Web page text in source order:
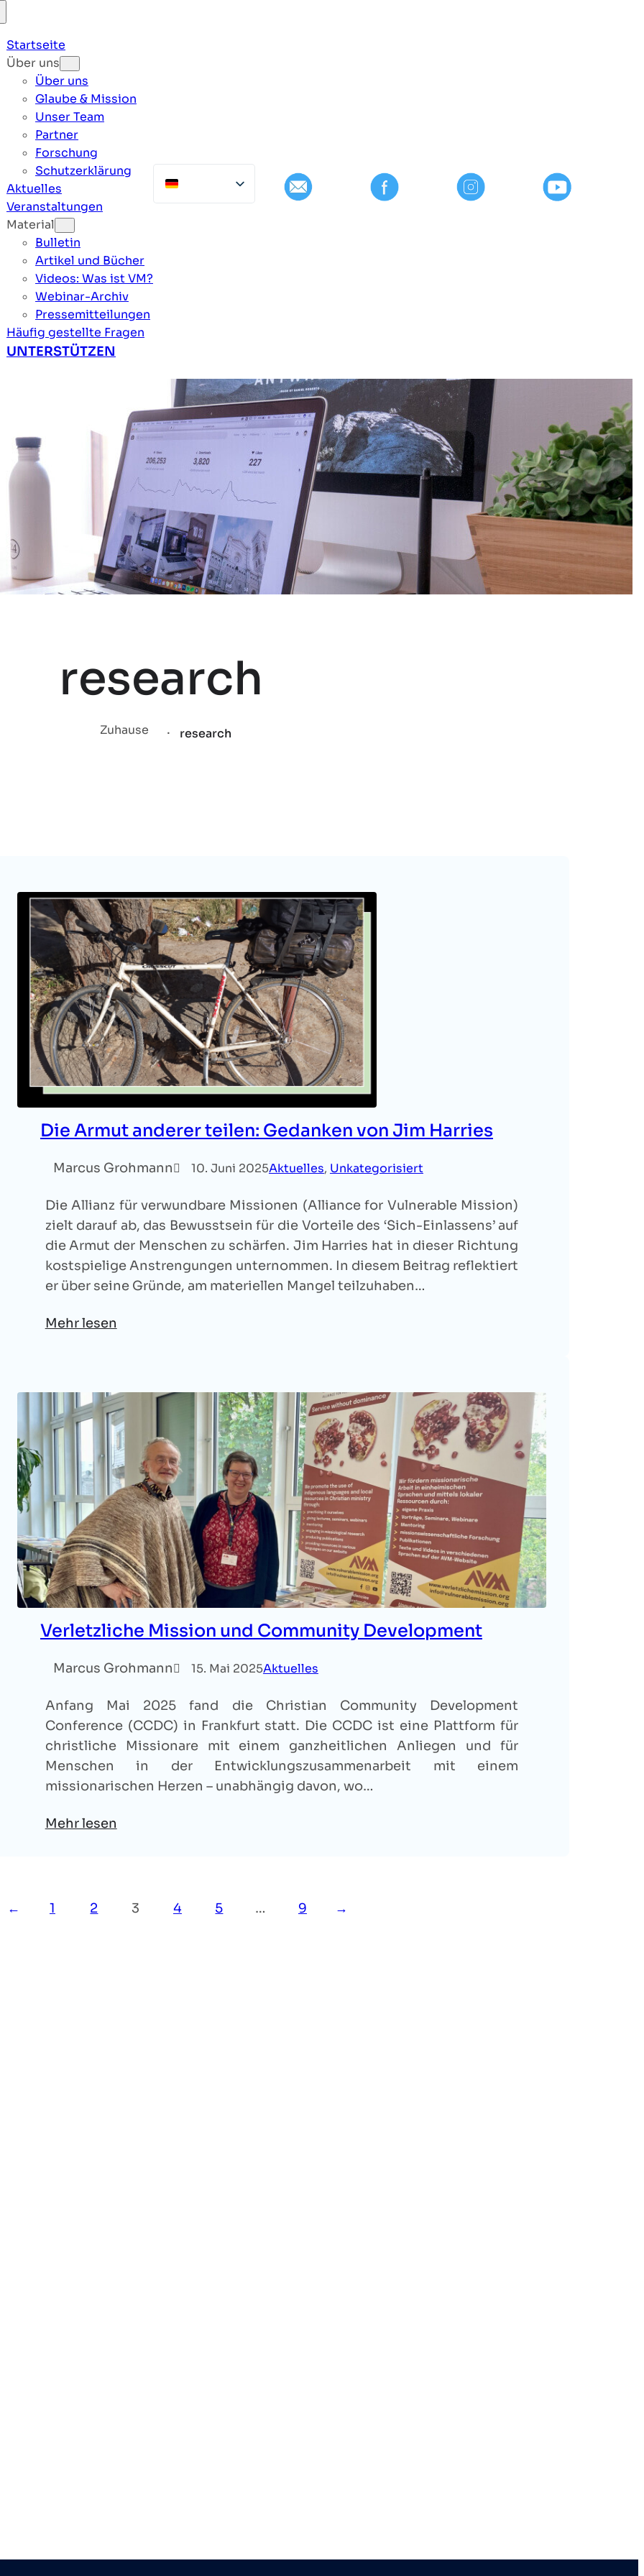
Startseite
Über uns
Über uns
Glaube & Mission
Unser Team
Partner
Forschung
Schutzerklärung
Aktuelles
Veranstaltungen
Material
Bulletin
Artikel und Bücher
Videos: Was ist VM?
Webinar-Archiv
Pressemitteilungen
Häufig gestellte Fragen
UNTERSTÜTZEN
research
Zuhause . research
Die Armut anderer teilen: Gedanken von Jim Harries
Marcus Grohmann 10. Juni 2025Aktuelles, Unkategorisiert
Die Allianz für verwundbare Missionen (Alliance for Vulnerable Mission)
zielt darauf ab, das Bewusstsein für die Vorteile des ‘Sich-Einlassens’ auf
die Armut der Menschen zu schärfen. Jim Harries hat in dieser Richtung
kostspielige Anstrengungen unternommen. In diesem Beitrag reflektiert
er über seine Gründe, am materiellen Mangel teilzuhaben…
Mehr lesen
Verletzliche Mission und Community Development
Marcus Grohmann 15. Mai 2025Aktuelles
Anfang Mai 2025 fand die Christian Community Development
Conference (CCDC) in Frankfurt statt. Die CCDC ist eine Plattform für
christliche Missionare mit einem ganzheitlichen Anliegen und für
Menschen in der Entwicklungszusammenarbeit mit einem
missionarischen Herzen – unabhängig davon, wo…
Mehr lesen
← 1 2 3 4 5 … 9 →